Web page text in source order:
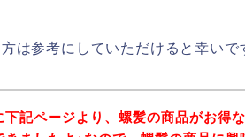
は参考にしていただけると幸いで
下記ページより、螺髪の商品がお得